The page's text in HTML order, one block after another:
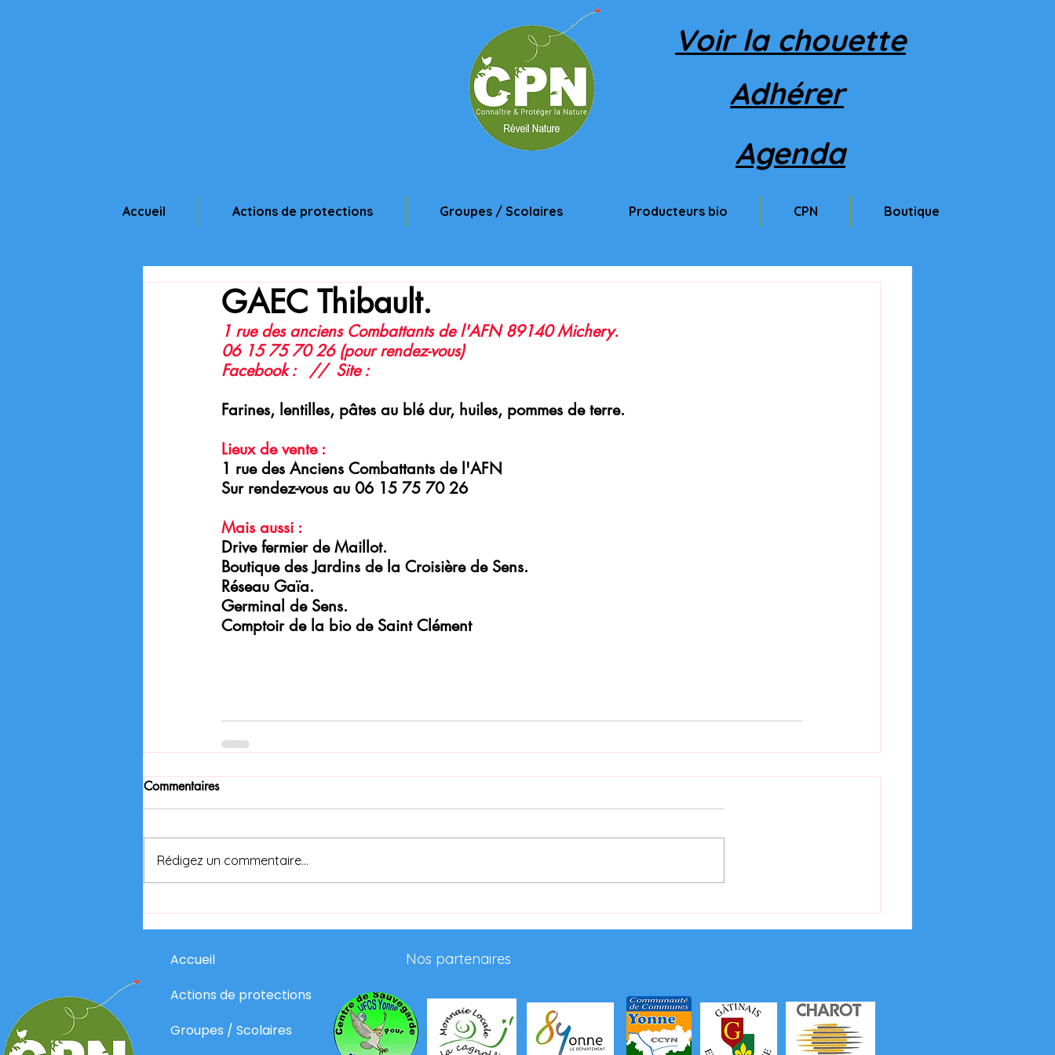
Voir la chouette
Adhérer
Agenda
Accueil Actions de protections Groupes / Scolaires Producteurs bio CPN Boutique
GAEC Thibault.
1 rue des anciens Combattants de l'AFN 89140 Michery.
06 15 75 70 26 (pour rendez-vous)
Facebook :   //  Site :
Farines, lentilles, pâtes au blé dur, huiles, pommes de terre.
Lieux de vente :
1 rue des Anciens Combattants de l'AFN
Sur rendez-vous au 06 15 75 70 26
Mais aussi :
Drive fermier de Maillot.
Boutique des Jardins de la Croisière de Sens.
Réseau Gaïa.
Germinal de Sens.
Comptoir de la bio de Saint Clément
Commentaires
Rédigez un commentaire...
Accueil
Actions de protections
Groupes / Scolaires
Nos partenaires